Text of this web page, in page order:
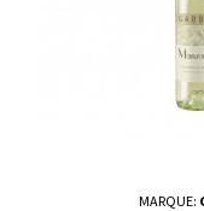
MARQUE: